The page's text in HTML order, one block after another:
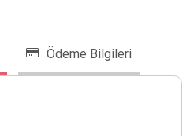
Ödeme Bilgileri